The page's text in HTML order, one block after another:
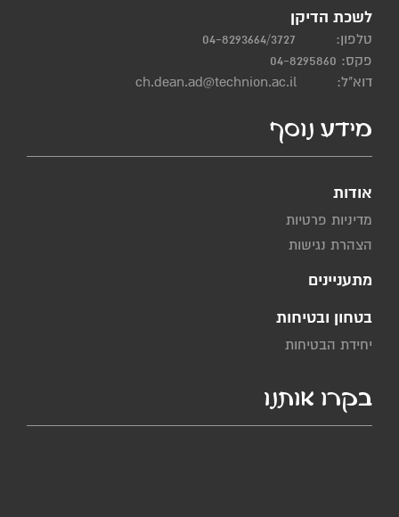
לשכת הדיקן
טלפון:
04-8293664/3727
פקס: 04-8295860
דוא"ל:
ch.dean.ad@technion.ac.il
מידע נוסף
אודות
מדיניות פרטיות
הצהרת נגישות
מתעניינים
בטחון ובטיחות
יחידת הבטיחות
בקרו אותנו